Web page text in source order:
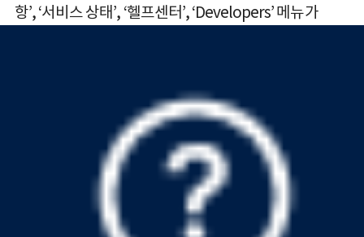
항’, ‘서비스 상태’, ‘헬프센터’, ‘Developers’ 메뉴가